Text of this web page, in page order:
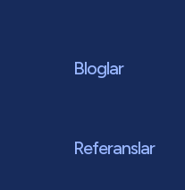
Bloglar
Referanslar